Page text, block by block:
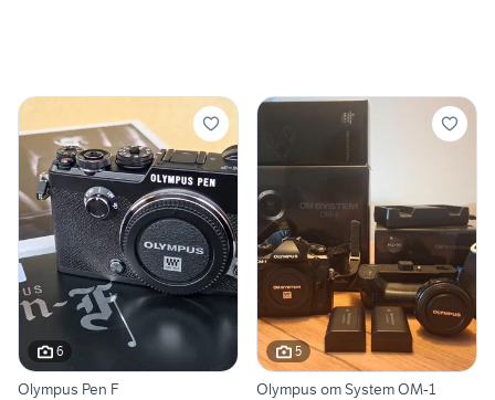
6
Olympus Pen F
5
Olympus om System OM-1